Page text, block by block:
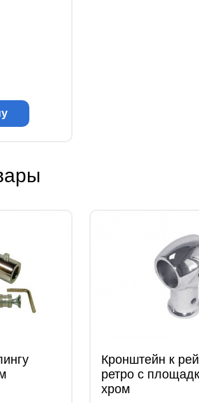
Кронштейн к
ретро с
хром